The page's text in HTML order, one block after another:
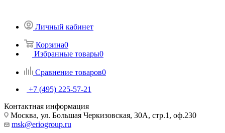
Личный кабинет
Корзина0
Избранные товары0
Сравнение товаров0
+7 (495) 225-57-21
Контактная информация
Москва, ул. Большая Черкизовская, 30А, стр.1, оф.230
msk@eriogroup.ru